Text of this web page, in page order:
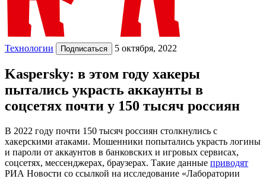
Технологии Подписаться 5 октября, 2022
Kaspersky: в этом году хакеры
пытались украсть аккаунты в
соцсетях почти у 150 тысяч россиян
В 2022 году почти 150 тысяч россиян столкнулись с
хакерскими атаками. Мошенники попытались украсть логины
и пароли от аккаунтов в банковских и игровых сервисах,
соцсетях, мессенджерах, браузерах. Такие данные приводят
РИА Новости со ссылкой на исследование «Лаборатории